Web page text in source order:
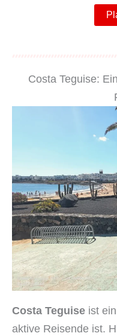
Costa Teguise:
Costa Teguise ist
aktive Reisende ist.